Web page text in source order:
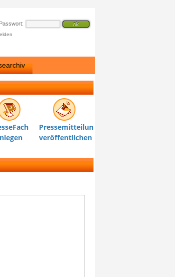
Passwort:
Pressemitteilung
veröffentlichen